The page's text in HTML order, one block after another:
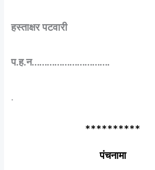
हस्ताक्षर पटवारी
प.ह.न………………………….
.
**********
पंचनामा